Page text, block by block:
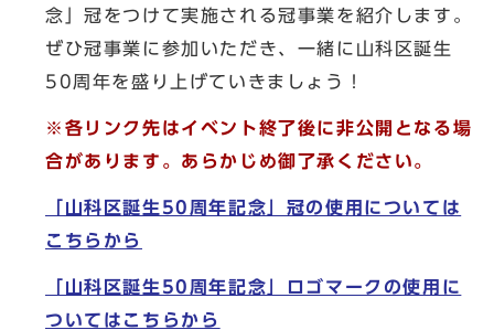
念」冠をつけて実施される冠事業を紹介します。
ぜひ冠事業に参加いただき、一緒に山科区誕生
50周年を盛り上げていきましょう！
※各リンク先はイベント終了後に非公開となる場
合があります。あらかじめ御了承ください。
「山科区誕生50周年記念」冠の使用については
こちらから
「山科区誕生50周年記念」ロゴマークの使用に
ついてはこちらから